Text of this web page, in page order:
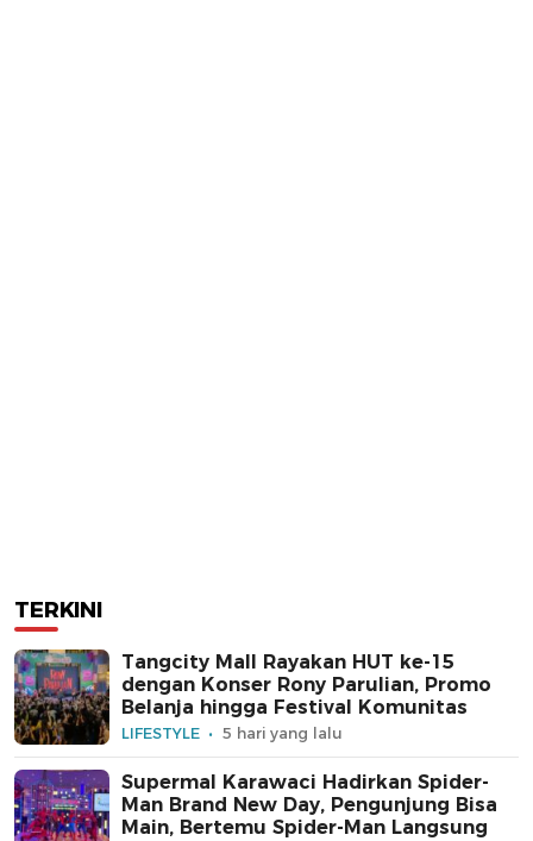
TERKINI
Tangcity Mall Rayakan HUT ke-15
dengan Konser Rony Parulian, Promo
Belanja hingga Festival Komunitas
LIFESTYLE 5 hari yang lalu
Supermal Karawaci Hadirkan Spider-
Man Brand New Day, Pengunjung Bisa
Main, Bertemu Spider-Man Langsung